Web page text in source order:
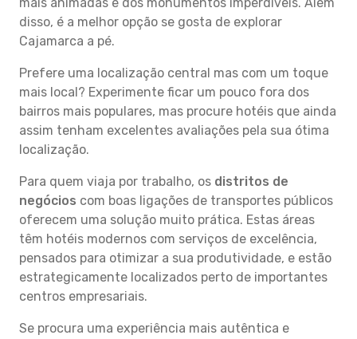
disso, é a melhor opção se gosta de explorar
Cajamarca a pé.
Prefere uma localização central mas com um toque
mais local? Experimente ficar um pouco fora dos
bairros mais populares, mas procure hotéis que ainda
assim tenham excelentes avaliações pela sua ótima
localização.
Para quem viaja por trabalho, os distritos de
negócios com boas ligações de transportes públicos
oferecem uma solução muito prática. Estas áreas
têm hotéis modernos com serviços de excelência,
pensados para otimizar a sua produtividade, e estão
estrategicamente localizados perto de importantes
centros empresariais.
Se procura uma experiência mais autêntica e